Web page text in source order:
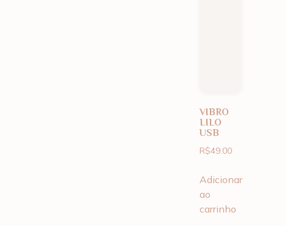
VIBRO
LILO
USB
R$49.00
Adicionar
ao
carrinho